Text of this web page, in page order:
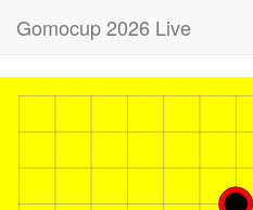
Gomocup 2026 Live